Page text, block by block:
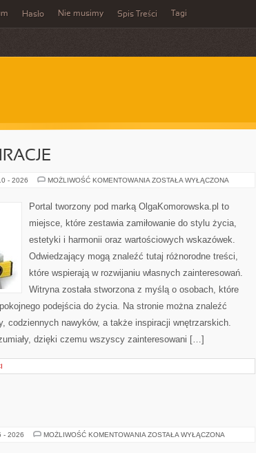
Hasło Nie musimy Spis Treści Tagi
- 2026 MOŻLIWOŚĆ KOMENTOWANIA HISTORIE
ZOSTAŁA WYŁĄCZONA
Portal tworzony pod marką OlgaKomorowska.pl to
miejsce, które zestawia zamiłowanie do stylu życia,
estetyki i harmonii oraz wartościowych wskazówek.
Odwiedzający mogą znaleźć tutaj różnorodne treści,
które wspierają w rozwijaniu własnych zainteresowań.
Witryna została stworzona z myślą o osobach, które
podejścia do życia. Na stronie można znaleźć
codziennych nawyków, a także inspiracji wnętrzarskich.
dzięki czemu wszyscy zainteresowani […]
- 2026 MOŻLIWOŚĆ KOMENTOWANIA MOTORYZACJA
ZOSTAŁA WYŁĄCZONA